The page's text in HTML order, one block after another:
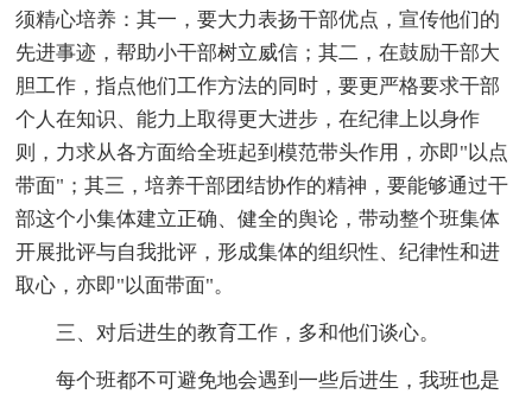
须精心培养：其一，要大力表扬干部优点，宣传他们的
先进事迹，帮助小干部树立威信；其二，在鼓励干部大
胆工作，指点他们工作方法的同时，要更严格要求干部
个人在知识、能力上取得更大进步，在纪律上以身作
则，力求从各方面给全班起到模范带头作用，亦即"以点
带面"；其三，培养干部团结协作的精神，要能够通过干
部这个小集体建立正确、健全的舆论，带动整个班集体
开展批评与自我批评，形成集体的组织性、纪律性和进
取心，亦即"以面带面"。
三、对后进生的教育工作，多和他们谈心。
每个班都不可避免地会遇到一些后进生，我班也是